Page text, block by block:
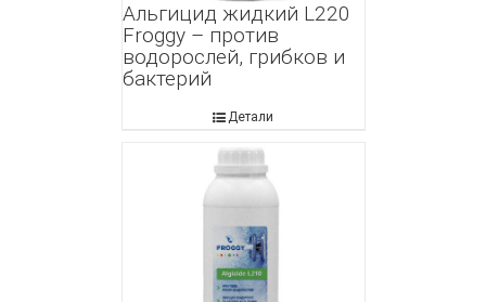
Альгицид жидкий L220
Froggy – против
водорослей, грибков и
бактерий
Детали